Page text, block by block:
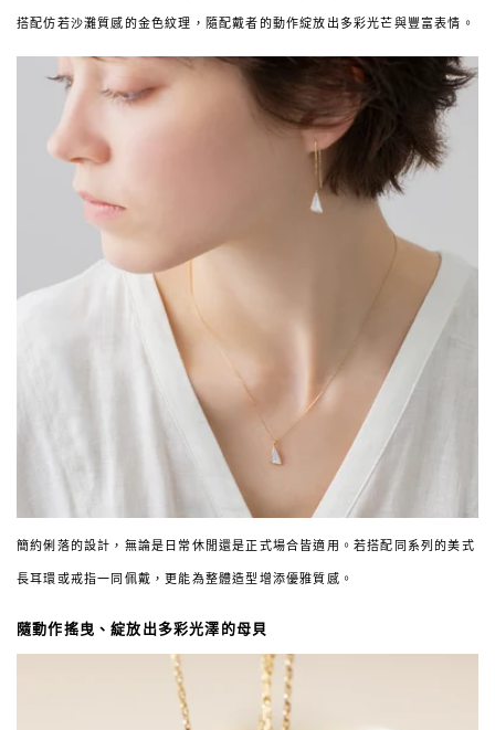
搭配仿若沙灘質感的金色紋理，隨配戴者的動作綻放出多彩光芒與豐富表情。
簡約俐落的設計，無論是日常休閒還是正式場合皆適用。若搭配同系列的美式
長耳環或戒指一同佩戴，更能為整體造型增添優雅質感。
隨動作搖曳、綻放出多彩光澤的母貝